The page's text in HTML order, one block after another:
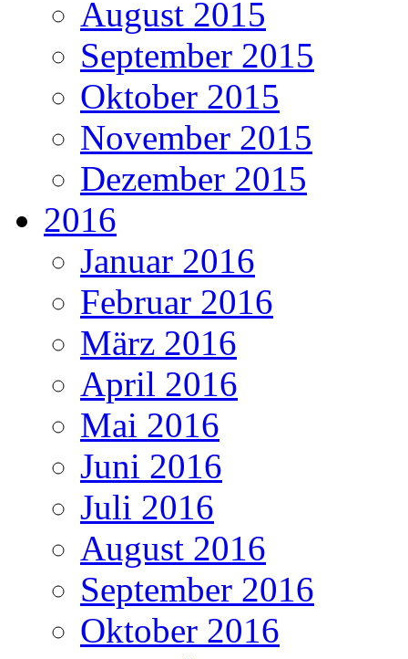
August 2015
September 2015
Oktober 2015
November 2015
Dezember 2015
2016
Januar 2016
Februar 2016
März 2016
April 2016
Mai 2016
Juni 2016
Juli 2016
August 2016
September 2016
Oktober 2016